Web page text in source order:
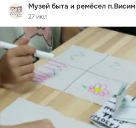
Музей быта и ремёсел п.Висим
27 июл